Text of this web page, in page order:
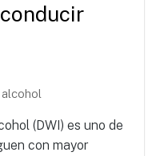
(DWI) es uno de
con mayor